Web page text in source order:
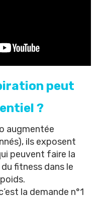
peut
?
augmentée
), ils exposent
peuvent faire la
fitness dans le
la demande n°1